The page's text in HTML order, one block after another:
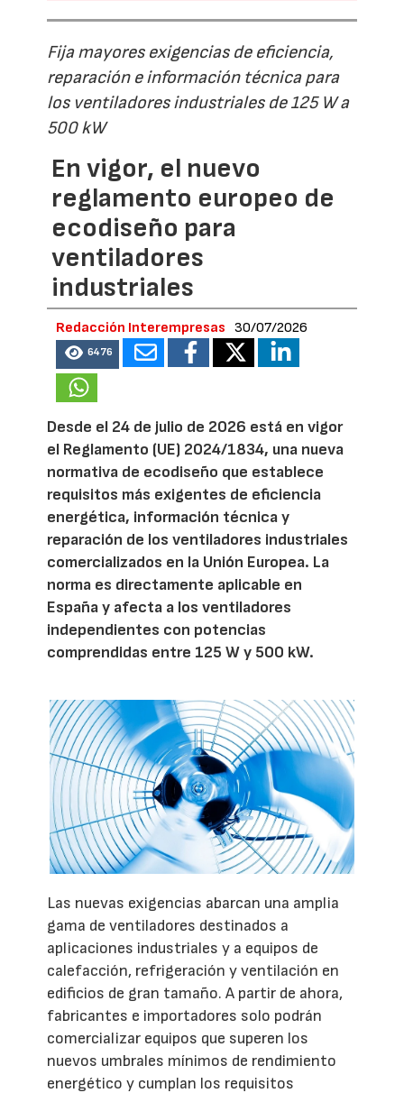
Fija mayores exigencias de eficiencia,
reparación e información técnica para
los ventiladores industriales de 125 W a
500 kW
En vigor, el nuevo
reglamento europeo de
ecodiseño para
ventiladores
industriales
Redacción Interempresas 30/07/2026
6476
Desde el 24 de julio de 2026 está en vigor
el Reglamento (UE) 2024/1834, una nueva
normativa de ecodiseño que establece
requisitos más exigentes de eficiencia
energética, información técnica y
reparación de los ventiladores industriales
comercializados en la Unión Europea. La
norma es directamente aplicable en
España y afecta a los ventiladores
independientes con potencias
comprendidas entre 125 W y 500 kW.
Las nuevas exigencias abarcan una amplia
gama de ventiladores destinados a
aplicaciones industriales y a equipos de
calefacción, refrigeración y ventilación en
edificios de gran tamaño. A partir de ahora,
fabricantes e importadores solo podrán
comercializar equipos que superen los
nuevos umbrales mínimos de rendimiento
energético y cumplan los requisitos